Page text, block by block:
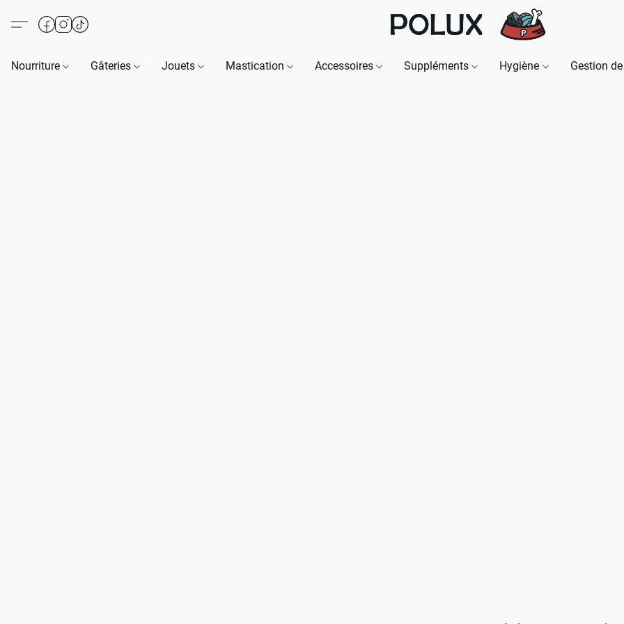
Nourriture Gâteries Jouets Mastication Accessoires Suppléments Hygiène Gestion